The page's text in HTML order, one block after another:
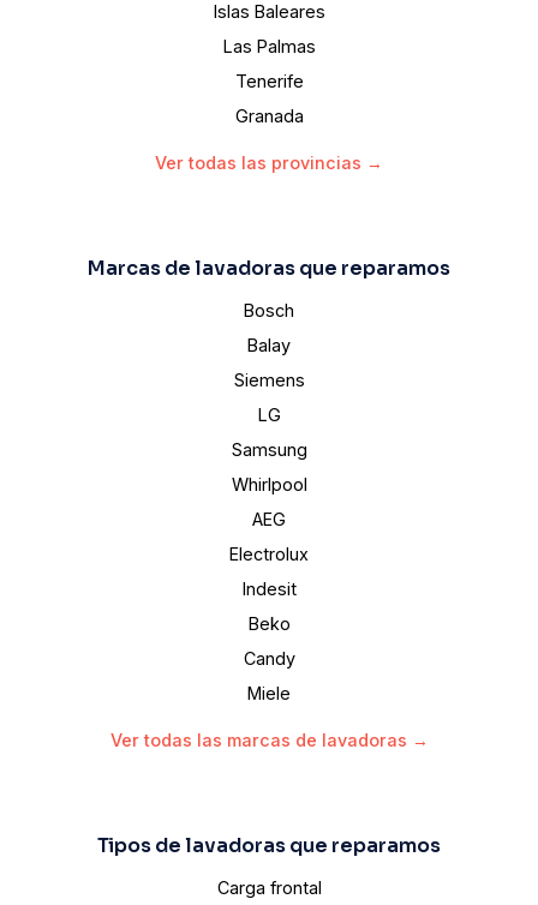
Islas Baleares
Las Palmas
Tenerife
Granada
Ver todas las provincias →
Marcas de lavadoras que reparamos
Bosch
Balay
Siemens
LG
Samsung
Whirlpool
AEG
Electrolux
Indesit
Beko
Candy
Miele
Ver todas las marcas de lavadoras →
Tipos de lavadoras que reparamos
Carga frontal